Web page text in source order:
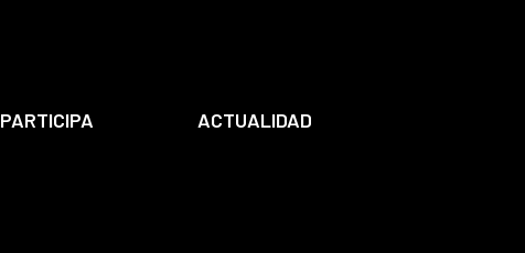
PARTICIPA
ACTUALIDAD